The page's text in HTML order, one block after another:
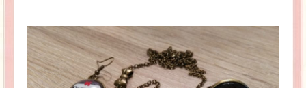
Ma période Weight Watchers